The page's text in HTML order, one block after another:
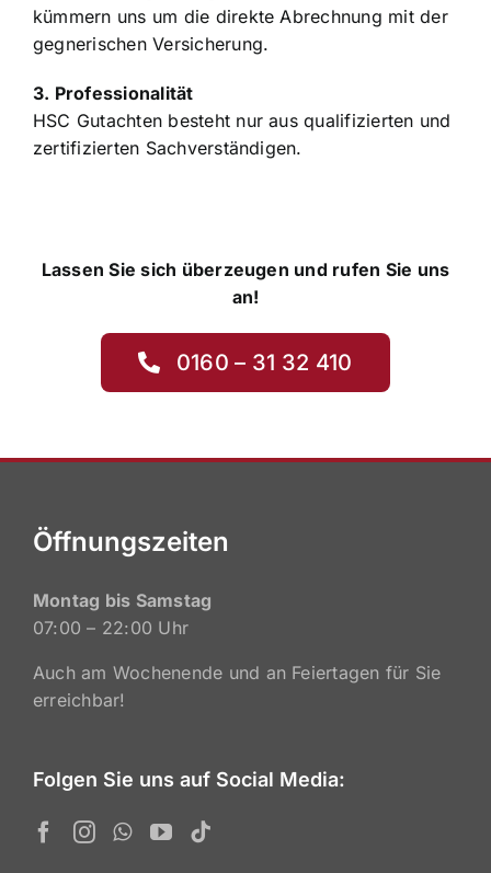
Als Geschädigter tragen Sie keine Kosten – wir
kümmern uns um die direkte Abrechnung mit der
3. Professionalität
HSC Gutachten besteht nur aus qualifizierten und
Lassen Sie sich überzeugen und rufen Sie uns
0160 – 31 32 410
Öffnungszeiten
Montag bis Samstag
Auch am Wochenende und an Feiertagen für Sie